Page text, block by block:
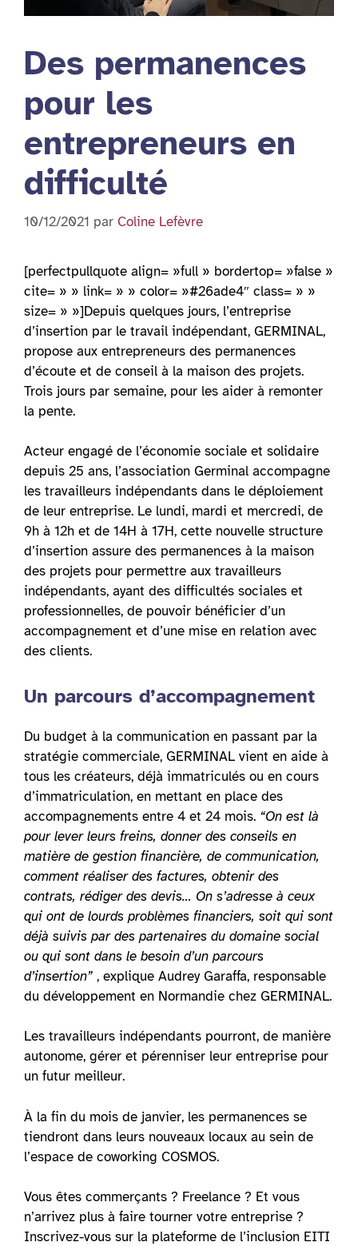
Des permanences
pour les
entrepreneurs en
difficulté
10/12/2021 par Coline Lefèvre
[perfectpullquote align= »full » bordertop= »false »
cite= » » link= » » color= »#26ade4″ class= » »
size= » »]Depuis quelques jours, l’entreprise
d’insertion par le travail indépendant, GERMINAL,
propose aux entrepreneurs des permanences
d’écoute et de conseil à la maison des projets.
Trois jours par semaine, pour les aider à remonter
la pente.
Acteur engagé de l’économie sociale et solidaire
depuis 25 ans, l’association Germinal accompagne
les travailleurs indépendants dans le déploiement
de leur entreprise. Le lundi, mardi et mercredi, de
9h à 12h et de 14H à 17H, cette nouvelle structure
d’insertion assure des permanences à la maison
des projets pour permettre aux travailleurs
indépendants, ayant des difficultés sociales et
professionnelles, de pouvoir bénéficier d’un
accompagnement et d’une mise en relation avec
des clients.
Un parcours d’accompagnement
Du budget à la communication en passant par la
stratégie commerciale, GERMINAL vient en aide à
tous les créateurs, déjà immatriculés ou en cours
d’immatriculation, en mettant en place des
accompagnements entre 4 et 24 mois. “On est là
pour lever leurs freins, donner des conseils en
matière de gestion financière, de communication,
comment réaliser des factures, obtenir des
contrats, rédiger des devis… On s’adresse à ceux
qui ont de lourds problèmes financiers, soit qui sont
déjà suivis par des partenaires du domaine social
ou qui sont dans le besoin d’un parcours
d’insertion” , explique Audrey Garaffa, responsable
du développement en Normandie chez GERMINAL.
Les travailleurs indépendants pourront, de manière
autonome, gérer et pérenniser leur entreprise pour
un futur meilleur.
À la fin du mois de janvier, les permanences se
tiendront dans leurs nouveaux locaux au sein de
l’espace de coworking COSMOS.
Vous êtes commerçants ? Freelance ? Et vous
n’arrivez plus à faire tourner votre entreprise ?
Inscrivez-vous sur la plateforme de l’inclusion EITI